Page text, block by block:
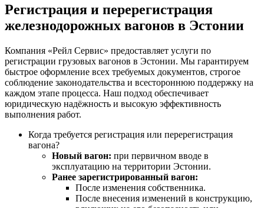
Регистрация и перерегистрация
железнодорожных вагонов в Эстонии
Компания «Рейл Сервис» предоставляет услуги по
регистрации грузовых вагонов в Эстонии. Мы гарантируем
быстрое оформление всех требуемых документов, строгое
соблюдение законодательства и всестороннюю поддержку на
каждом этапе процесса. Наш подход обеспечивает
юридическую надёжность и высокую эффективность
выполнения работ.
Когда требуется регистрация или перерегистрация
вагона?
Новый вагон: при первичном вводе в
эксплуатацию на территории Эстонии.
Ранее зарегистрированный вагон:
После изменения собственника.
После внесения изменений в конструкцию,